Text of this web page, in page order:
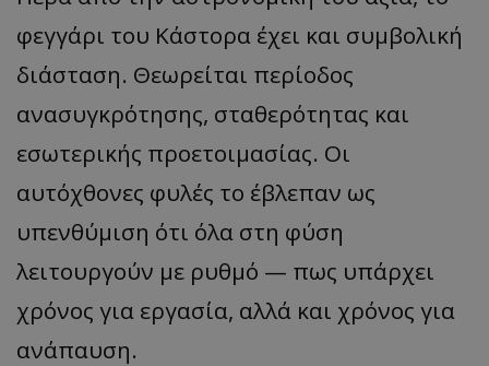
φεγγάρι του Κάστορα έχει και συμβολική
διάσταση. Θεωρείται περίοδος
ανασυγκρότησης, σταθερότητας και
εσωτερικής προετοιμασίας. Οι
αυτόχθονες φυλές το έβλεπαν ως
υπενθύμιση ότι όλα στη φύση
λειτουργούν με ρυθμό — πως υπάρχει
χρόνος για εργασία, αλλά και χρόνος για
ανάπαυση.